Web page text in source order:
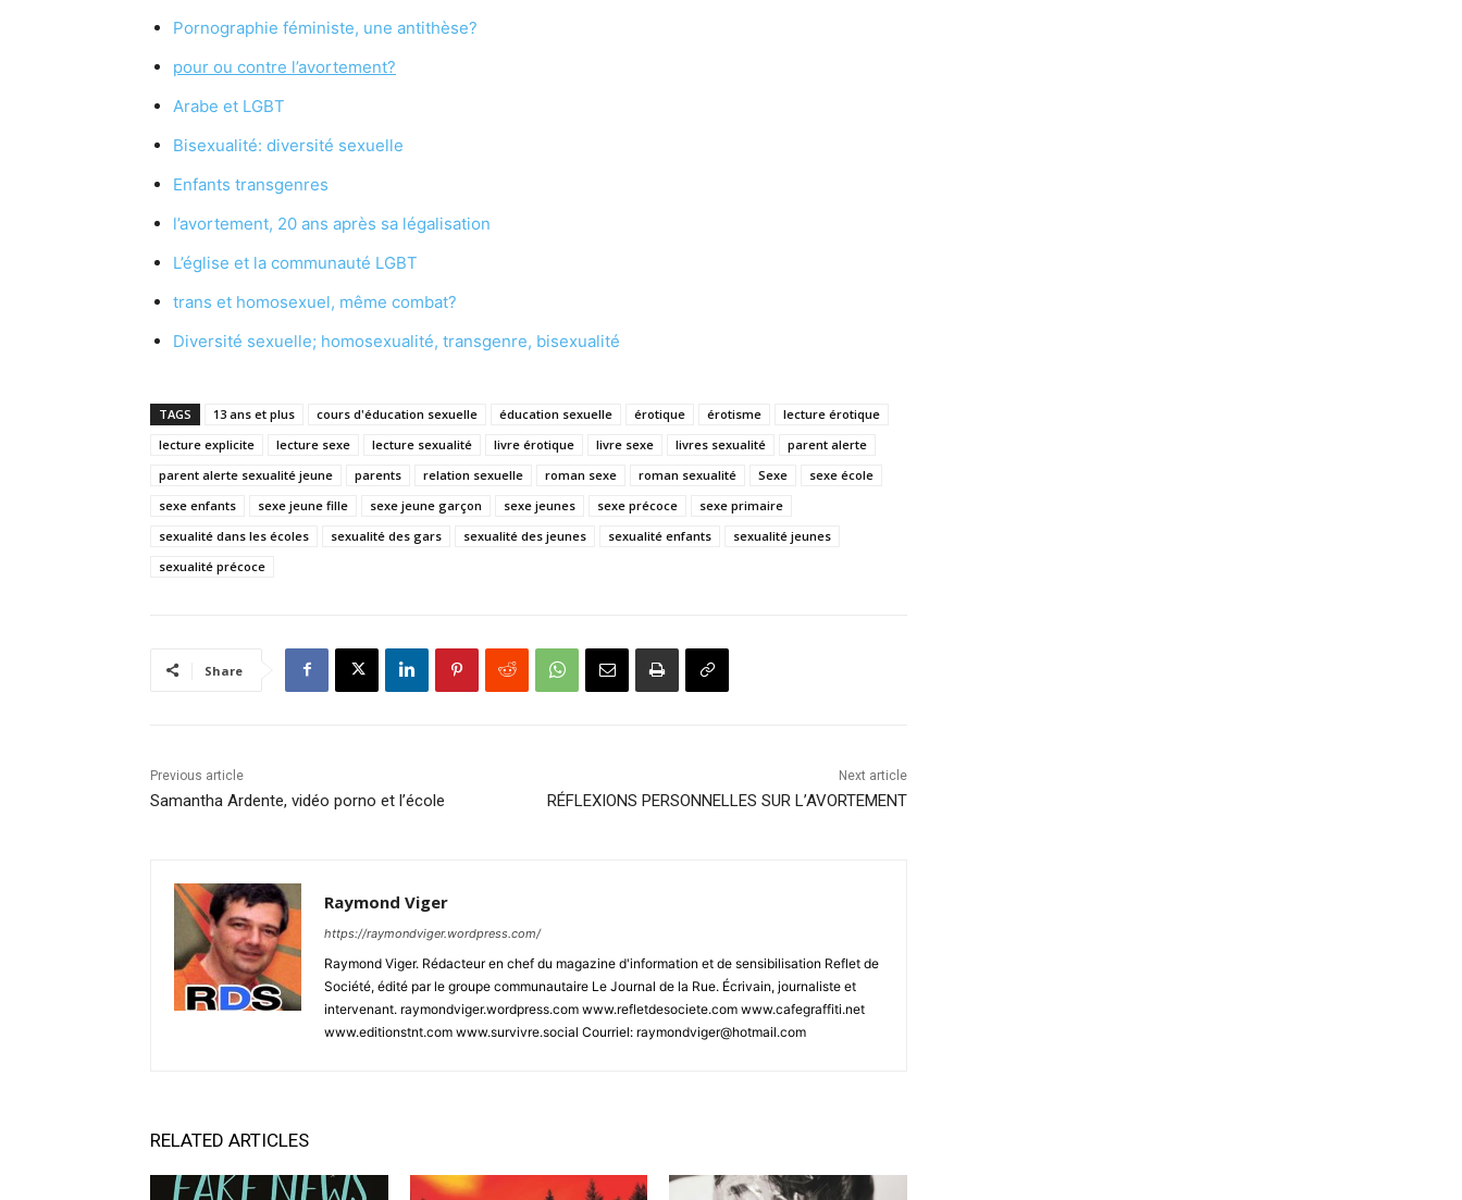
Pornographie féministe, une antithèse?
pour ou contre l’avortement?
Arabe et LGBT
Bisexualité: diversité sexuelle
Enfants transgenres
l’avortement, 20 ans après sa légalisation
L’église et la communauté LGBT
trans et homosexuel, même combat?
Diversité sexuelle; homosexualité, transgenre, bisexualité
TAGS 13 ans et plus cours d'éducation sexuelle éducation sexuelle érotique érotisme
lecture érotique
lecture explicite
lecture sexe lecture sexualité livre érotique livre sexe livres sexualité
parent alerte
parent alerte sexualité jeune
parents relation sexuelle roman sexe roman sexualité Sexe
sexe école
sexe enfants
sexe jeune fille sexe jeune garçon sexe jeunes sexe précoce
sexe primaire
sexualité dans les écoles
sexualité des gars sexualité des jeunes sexualité enfants
sexualité jeunes
sexualité précoce
Share
Previous article
Samantha Ardente, vidéo porno et l’école
Next article
RÉFLEXIONS PERSONNELLES SUR L’AVORTEMENT
Raymond Viger
https://raymondviger.wordpress.com/
Raymond Viger. Rédacteur en chef du magazine d'information et de sensibilisation Reflet de
Société, édité par le groupe communautaire Le Journal de la Rue. Écrivain, journaliste et
intervenant. raymondviger.wordpress.com www.refletdesociete.com www.cafegraffiti.net
www.editionstnt.com www.survivre.social Courriel: raymondviger@hotmail.com
RELATED ARTICLES